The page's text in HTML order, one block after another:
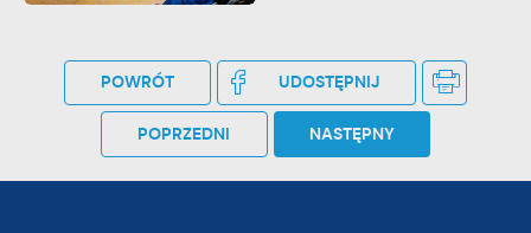
POWRÓT UDOSTĘPNIJ
POPRZEDNI NASTĘPNY